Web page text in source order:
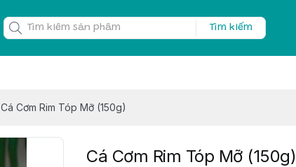
Tìm kiếm
Cá Cơm Rim Tóp Mỡ (150g)
Cá Cơm Rim Tóp Mỡ (150g)